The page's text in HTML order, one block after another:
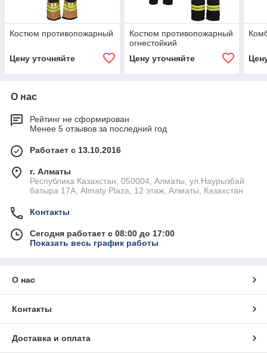
Костюм противопожарный
Цену уточняйте
Костюм противопожарный
огнестойкий
Цену уточняйте
О нас
Рейтинг не сформирован
Менее 5 отзывов за последний год
Работает с 13.10.2016
г. Алматы
Республика Казахстан, 050004, Алматы, ул.Наурызбай
батыра 17А, Almaty Plaza, 12 этаж, Алматы, Казахстан
Контакты
Сегодня работает с 08:00 до 17:00
Показать весь график работы
О нас
Контакты
Доставка и оплата